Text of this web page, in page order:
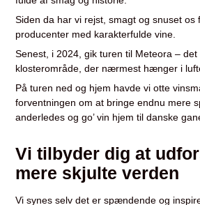
Siden da har vi rejst, smagt og snuset os
producenter med karakterfulde vine.
Senest, i 2024, gik turen til Meteora –
klosterområde, der nærmest hænger i
På turen ned og hjem havde vi otte
forventningen om at bringe endnu mere
anderledes og go’ vin hjem til danske
Vi tilbyder dig at
mere skjulte verden
Vi synes selv det er spændende og